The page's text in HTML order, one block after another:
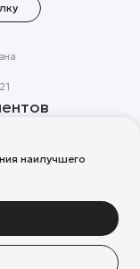
запрещена
наилучшего